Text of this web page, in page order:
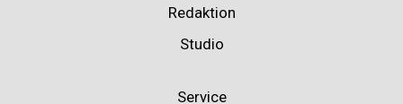
Redaktion
Studio
Service